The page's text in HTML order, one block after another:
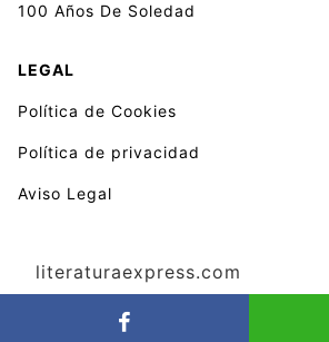
100 Años De Soledad
LEGAL
Política de Cookies
Política de privacidad
Aviso Legal
literaturaexpress.com